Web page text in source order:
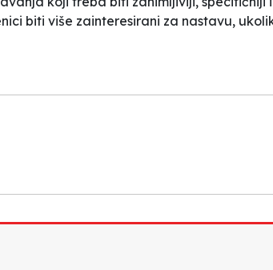
biti više zainteresirani za nastavu,